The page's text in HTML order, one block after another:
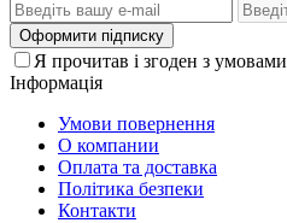
Оформити підписку
Я прочитав і згоден з умовами
Інформація
Умови повернення
О компании
Оплата та доставка
Політика безпеки
Контакти